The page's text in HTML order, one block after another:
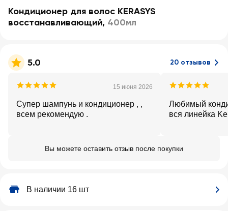
Кондиционер для волос KERASYS
восстанавливающий, 400мл
5.0 20 отзывов
15 июня 2026
Супер шампунь и кондиционер , ,
всем рекомендую .
Любимый
вся линейка
Вы можете оставить отзыв после покупки
В наличии 16 шт